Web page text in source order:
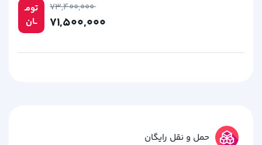
تومـ
ــان
۷۳,۴۰۰,۰۰۰
حمل و نقل رایگان